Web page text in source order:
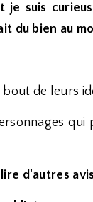
suis
du bien au
de leurs
qui
d'autres